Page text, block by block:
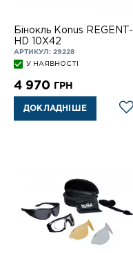
Бінокль Konus REGENT-
HD 10X42
АРТИКУЛ: 29228
У НАЯВНОСТІ
4 970 ГРН
ДОКЛАДНІШЕ